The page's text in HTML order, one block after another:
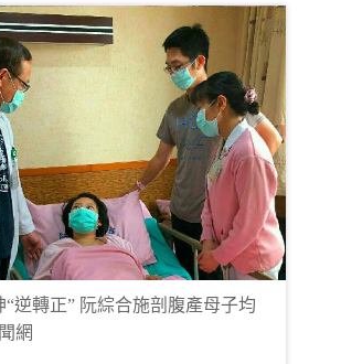
“逆轉正” 阮綜合施剖腹產母子均
網